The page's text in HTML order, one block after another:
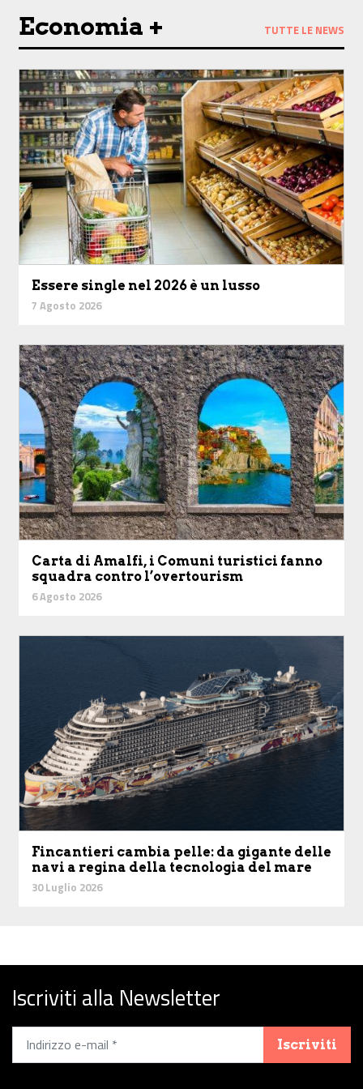
Economia + TUTTE LE NEWS
Essere single nel 2026 è un lusso
7 Agosto 2026
Carta di Amalfi, i Comuni turistici fanno
squadra contro l’overtourism
6 Agosto 2026
Fincantieri cambia pelle: da gigante delle
navi a regina della tecnologia del mare
30 Luglio 2026
Iscriviti alla Newsletter
Iscriviti